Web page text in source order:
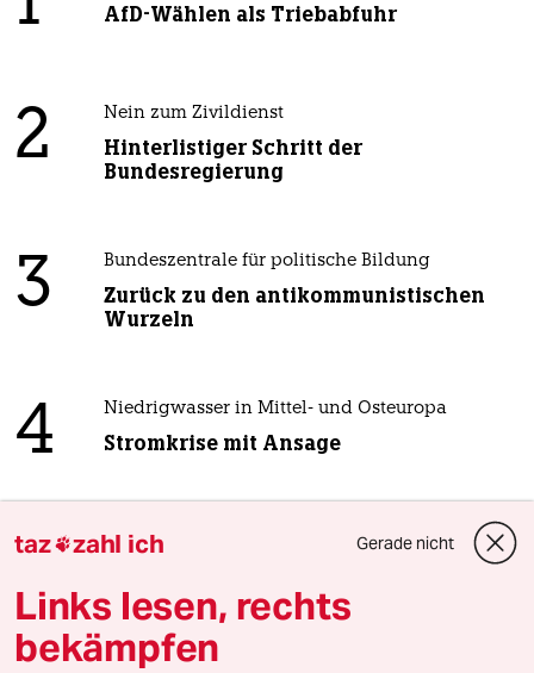
AfD-Wählen als Triebabfuhr
2 Nein zum Zivildienst
Hinterlistiger Schritt der
Bundesregierung
3 Bundeszentrale für politische Bildung
Zurück zu den antikommunistischen
Wurzeln
4 Niedrigwasser in Mittel- und Osteuropa
Stromkrise mit Ansage
5 Unfall von CDU-Abgeordnetem
Dröhnung
taz zahl ich Gerade nicht
Links lesen, rechts
bekämpfen